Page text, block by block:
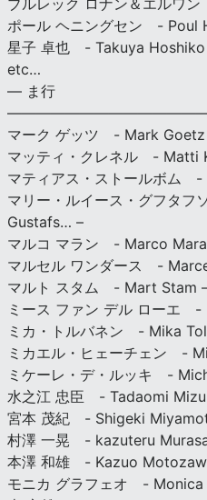
ブルレック ロナン＆エルワ
ポール ヘニングセン - Poul
星子 卓也 - Takuya Hoshiko
etc…
— ま行
マーク ゲッツ - Mark Goetz
マッティ・クレネル - Matti
マティアス・ストールボム
マリー・ルイース・グフタ
Gustafs… –
マルコ マラン - Marco
マルセル ワンダース -
マルト スタム - Mart Stam
ミース ファン デル ローエ -
ミカ・トルバネン - Mika
ミカエル・ヒェーチェン -
ミケーレ・デ・ルッキ -
水之江 忠臣 - Tadaomi
宮本 茂紀 - Shigeki
村澤 一晃 - kazuteru
本澤 和雄 - Kazuo
モニカ グラフェオ -